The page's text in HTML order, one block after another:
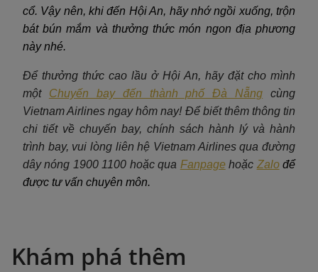
cổ. Vậy nên, khi đến Hội An, hãy nhớ ngồi xuống, trộn
bát bún mắm và thưởng thức món ngon địa phương
này nhé.
Để thưởng thức cao lầu ở Hội An, hãy đặt cho mình
một Chuyến bay đến thành phố Đà Nẵng cùng
Vietnam Airlines ngay hôm nay! Để biết thêm thông tin
chi tiết về chuyến bay, chính sách hành lý và hành
trình bay, vui lòng liên hệ Vietnam Airlines qua đường
dây nóng 1900 1100 hoặc qua Fanpagehoặc Zalo để
được tư vấn chuyên môn.
Khám phá thêm